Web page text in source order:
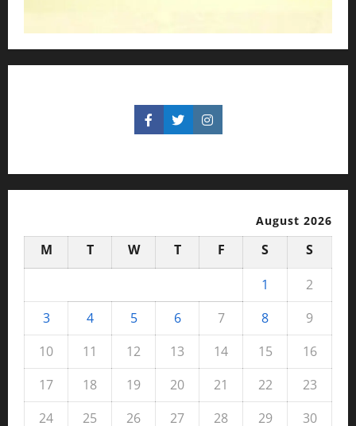
August 2026
M T W T F S
S
1
2
3
4 5 6 7 8
9
10
11 12 13 14 15
16
17
18 19 20 21 22
23
24
25 26 27 28 29 30